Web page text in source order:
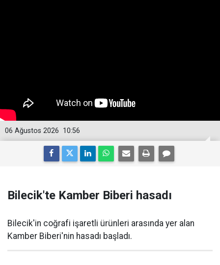
10:56
06 Ağustos 2026
Bilecik'te Kamber Biberi hasadı
Bilecik'in coğrafi işaretli ürünleri arasında yer alan
Kamber Biberi'nin hasadı başladı.